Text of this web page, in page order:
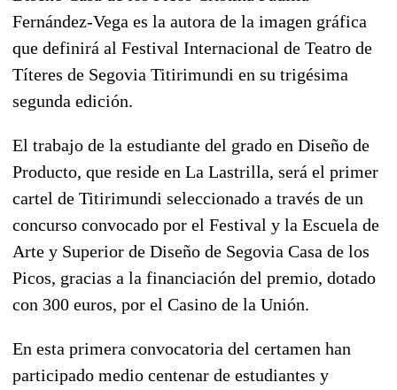
Fernández-Vega es la autora de la imagen gráfica
que definirá al Festival Internacional de Teatro de
Títeres de Segovia Titirimundi en su trigésima
segunda edición.
El trabajo de la estudiante del grado en Diseño de
Producto, que reside en La Lastrilla, será el primer
cartel de Titirimundi seleccionado a través de un
concurso convocado por el Festival y la Escuela de
Arte y Superior de Diseño de Segovia Casa de los
Picos, gracias a la financiación del premio, dotado
con 300 euros, por el Casino de la Unión.
En esta primera convocatoria del certamen han
participado medio centenar de estudiantes y